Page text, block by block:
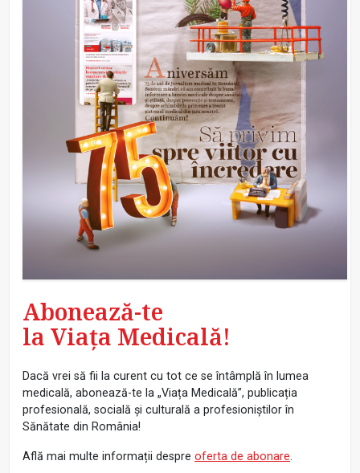
Abonează-te
la Viața Medicală!
Dacă vrei să fii la curent cu tot ce se întâmplă în lumea
medicală, abonează-te la „Viața Medicală”, publicația
profesională, socială și culturală a profesioniștilor în
Sănătate din România!
Află mai multe informații despre oferta de abonare.